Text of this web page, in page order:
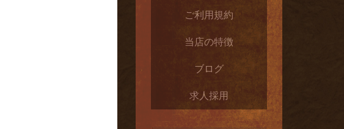
ご利用規約
当店の特徴
ブログ
求人採用